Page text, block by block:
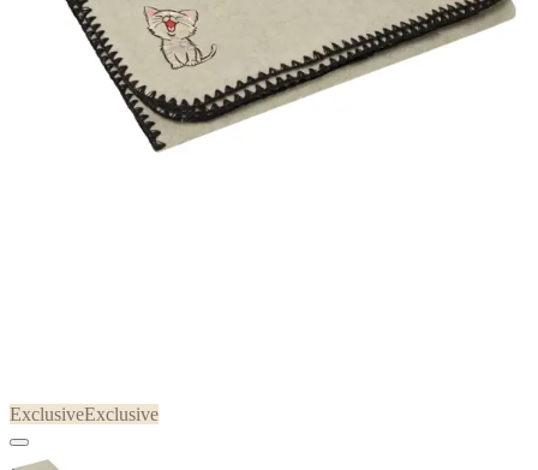
ExclusiveExclusive